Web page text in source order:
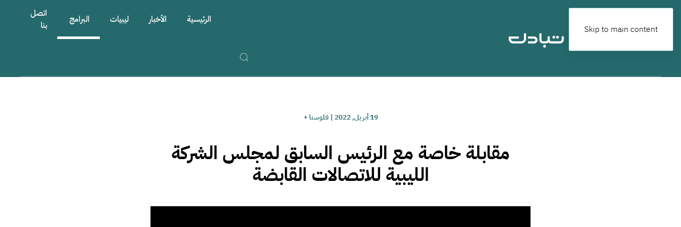
Skip to main content
الرئيسية الأخبار ليبيات البرامج
اتصل
بنا
19 أبريل, 2022 | فلوسنا +
مقابلة خاصة مع الرئيس السابق لمجلس الشركة
الليبية للاتصالات القابضة